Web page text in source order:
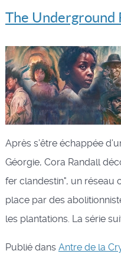
The Underground
Après s’être échappée
Géorgie, Cora Randall
fer clandestin", un réseau
place par des
les plantations. La série
Publié dans Antre de la